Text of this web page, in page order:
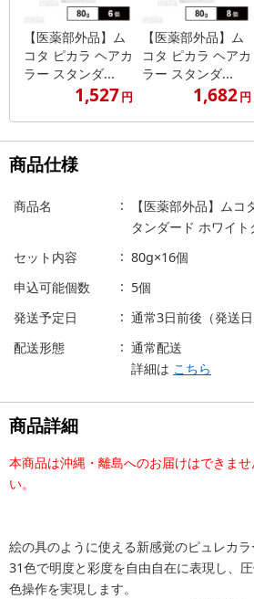
【医薬部外品】ム
コタ ピカラ ヘアカ
ラー スタンダ...
1,527円
【医薬部外品】ム
コタ ピカラ ヘアカ
ラー スタンダ...
1,682円
商品仕様
商品名
【医薬部外品】ム
タンダード ホワイ
セット内容
80g×16個
申込可能個数
5個
発送予定日
通常3日前後（発送
配送形態
通常配送
詳細は こちら
商品詳細
本商品は沖縄・離島へのお届けはできま
い。
絵の具のように使える新感覚のピュレカラ
31色で明度と彩度を自由自在に表現し、
色操作を実現します。